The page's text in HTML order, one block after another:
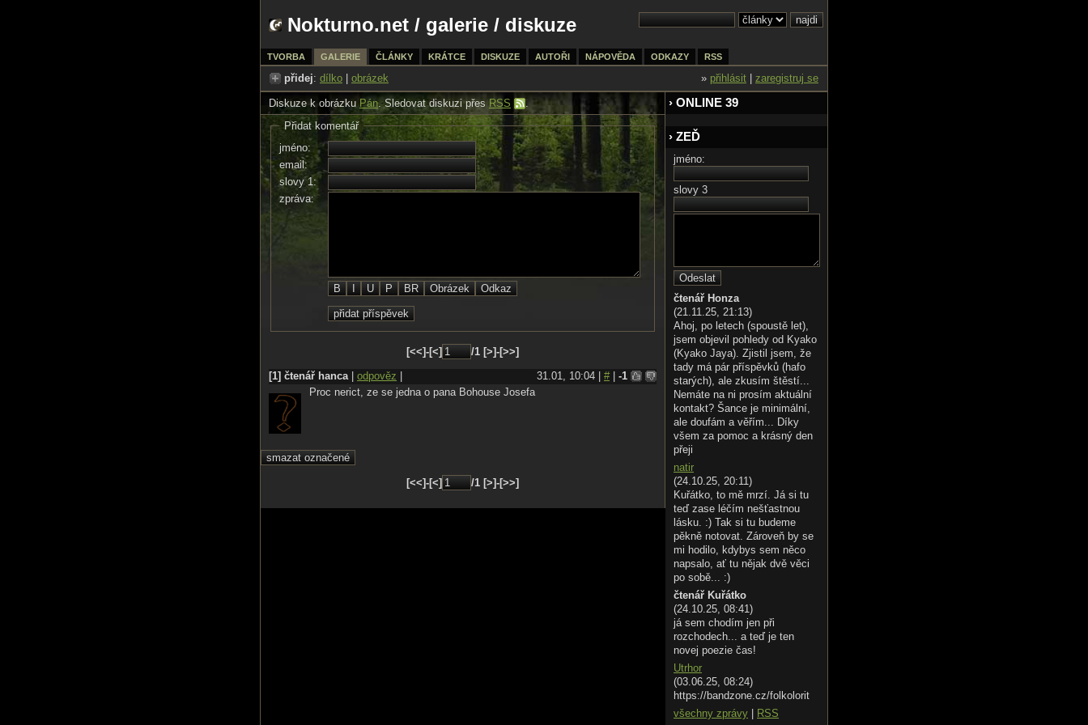
Nokturno.net / galerie / diskuze
TVORBA GALERIE ČLÁNKY KRÁTCE DISKUZE AUTOŘI NÁPOVĚDA ODKAZY RSS
přidej: dílko obrázek » přihlásit zaregistruj se
Diskuze k obrázku Pán. Sledovat diskuzi přes RSS
.
Přidat komentář
jméno:
email:
slovy 1:
zpráva:
[<<]-[<]
/1 [>]-[>>]
[1] čtenář hanca| odpověz 31.01, 10:04 | #| -1
Proc nerict, ze se jedna o pana Bohouse Josefa
[<<]-[<] /1 [>]-[>>]
› ONLINE 39
› ZEĎ
jméno:
slovy 3
čtenář Honza
(21.11.25, 21:13)
Ahoj, po letech (spoustě let),
jsem objevil pohledy od Kyako
(Kyako Jaya). Zjistil jsem, že
tady má pár příspěvků (hafo
starých), ale zkusím štěstí...
Nemáte na ni prosím aktuální
kontakt? Šance je minimální,
ale doufám a věřím... Díky
všem za pomoc a krásný den
přeji
natir
(24.10.25, 20:11)
Kuřátko, to mě mrzí. Já si tu
teď zase léčím nešťastnou
lásku. :) Tak si tu budeme
pěkně notovat. Zároveň by se
mi hodilo, kdybys sem něco
napsalo, ať tu nějak dvě věci
po sobě... :)
čtenář Kuřátko
(24.10.25, 08:41)
já sem chodím jen při
rozchodech... a teď je ten
novej poezie čas!
Utrhor
(03.06.25, 08:24)
https://bandzone.cz/folkolorit
všechny zprávy
RSS